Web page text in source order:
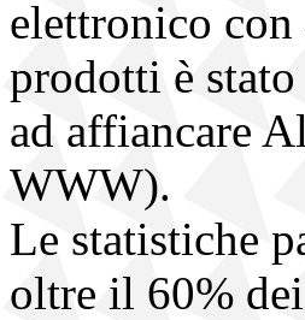
elettronico
prodotti è
ad affiancare
WWW).
Le statistiche
oltre il 60%